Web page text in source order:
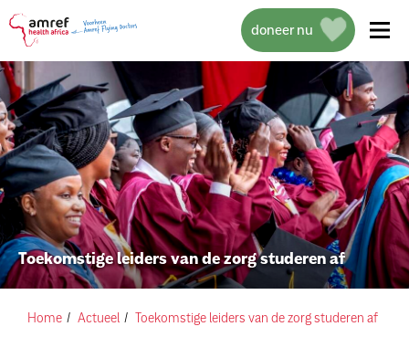
doneer nu
over amref health africa
wat we doen
projecten
help mee
Toekomstige leiders van de zorg studeren af
Home Actueel Toekomstige leiders van de zorg studeren af